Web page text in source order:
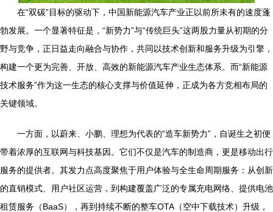
在“双碳”目标的驱动下，中国新能源汽车产业正以前所未有的速度蓬
勃发展。一个显著特征是，“新势力”与“传统巨头”这两股力量从初期的分
野与竞争，正日益走向融合与协作，共同以技术创新和服务升级为引擎，
构建一个更为完善、开放、高效的新能源汽车产业生态体系。而“新能源
技术服务”作为这一生态的核心支撑与价值延伸，正成为各方竞相布局的
关键领域。
一方面，以蔚来、小鹏、理想为代表的“造车新势力”，自诞生之初便
带着浓厚的互联网与科技基因。它们不仅是汽车的制造商，更是移动出行
服务的提供者。其发力点高度聚焦于用户体验与全生命周期服务：从创新
的直销模式、用户社区运营，到构建覆盖广泛的专属充电网络、提供电池
租赁服务（BaaS），再到持续不断的整车OTA（空中下载技术）升级，